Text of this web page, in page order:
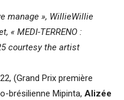
manage », WillieWillie
« MEDI-TERRENO :
courtesy the artist
(Grand Prix première
brésilienne Mipinta, Alizée